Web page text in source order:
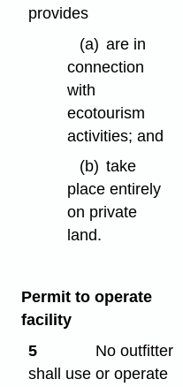
provides
(a) are in
connection
with
ecotourism
activities; and
(b) take
place entirely
on private
land.
Permit to operate
facility
5
No outfitter
shall use or operate